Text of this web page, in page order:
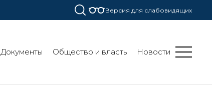
Версия для слабовидящих
Документы Общество и власть Новости